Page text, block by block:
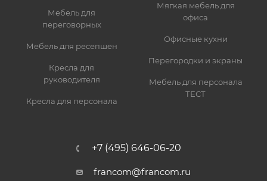
Мебель для
переговорных
Мебель для ресепшен
Кресла для
руководителя
Кресла для персонала
Мягкая мебель для
офиса
Офисные кухни
Перегородки и экраны
Мебель для персонала
ТЕСТ
+7 (495) 646-06-20
francom@francom.ru